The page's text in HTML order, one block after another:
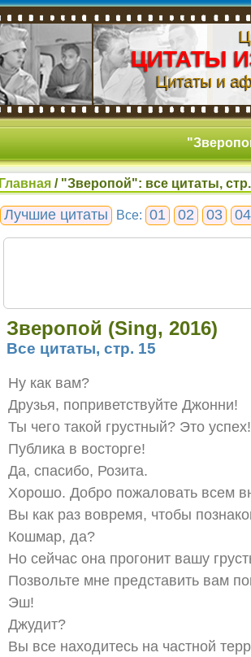
ЦИТАТЫ
Цитаты и
Главная / "Зверопой": все цитаты,
Лучшие цитаты Все: 01 02 03 04
Зверопой (Sing, 2016)
Все цитаты, стр. 15
Ну как вам?
Друзья, поприветствуйте Джонни!
Ты чего такой грустный? Это успех!
Публика в восторге!
Да, спасибо, Розита.
Хорошо. Добро пожаловать всем
Вы как раз вовремя, чтобы
Кошмар, да?
Но сейчас она прогонит вашу
Позвольте мне представить вам
Эш!
Джудит?
Вы все находитесь на частной